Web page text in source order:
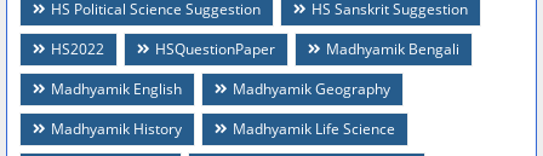
HS Political Science Suggestion
HS Sanskrit Suggestion
HS2022
HSQuestionPaper
Madhyamik Bengali
Madhyamik English
Madhyamik Geography
Madhyamik History
Madhyamik Life Science